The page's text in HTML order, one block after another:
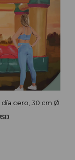
día cero, 30 cm Ø